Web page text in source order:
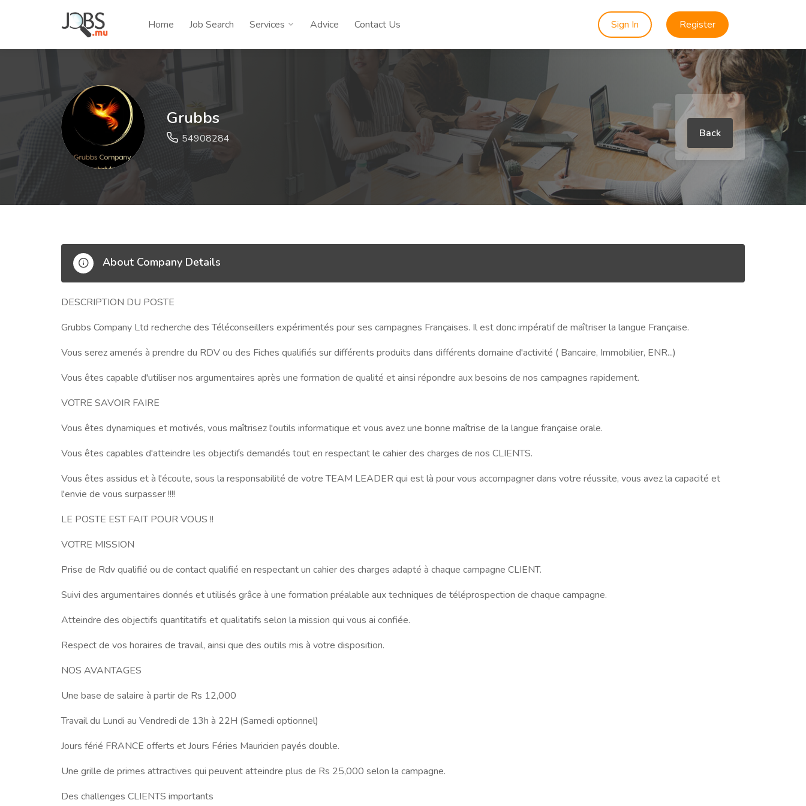
Home Job Search Services Advice Contact Us Sign In Register
Grubbs
54908284 Back
About Company Details
DESCRIPTION DU POSTE
Grubbs Company Ltd recherche des Téléconseillers expérimentés pour ses campagnes Françaises. Il est donc impératif de maîtriser la langue Française.
Vous serez amenés à prendre du RDV ou des Fiches qualifiés sur différents produits dans différents domaine d'activité ( Bancaire, Immobilier, ENR...)
Vous êtes capable d'utiliser nos argumentaires après une formation de qualité et ainsi répondre aux besoins de nos campagnes rapidement.
VOTRE SAVOIR FAIRE
Vous êtes dynamiques et motivés, vous maîtrisez l'outils informatique et vous avez une bonne maîtrise de la langue française orale.
Vous êtes capables d'atteindre les objectifs demandés tout en respectant le cahier des charges de nos CLIENTS.
Vous êtes assidus et à l'écoute, sous la responsabilité de votre TEAM LEADER qui est là pour vous accompagner dans votre réussite, vous avez la capacité et
l'envie de vous surpasser !!!!
LE POSTE EST FAIT POUR VOUS !!
VOTRE MISSION
Prise de Rdv qualifié ou de contact qualifié en respectant un cahier des charges adapté à chaque campagne CLIENT.
Suivi des argumentaires donnés et utilisés grâce à une formation préalable aux techniques de téléprospection de chaque campagne.
Atteindre des objectifs quantitatifs et qualitatifs selon la mission qui vous ai confiée.
Respect de vos horaires de travail, ainsi que des outils mis à votre disposition.
NOS AVANTAGES
Une base de salaire à partir de Rs 12,000
Travail du Lundi au Vendredi de 13h à 22H (Samedi optionnel)
Jours férié FRANCE offerts et Jours Féries Mauricien payés double.
Une grille de primes attractives qui peuvent atteindre plus de Rs 25,000 selon la campagne.
Des challenges CLIENTS importants